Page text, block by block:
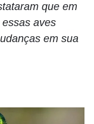
que em
aves
em sua